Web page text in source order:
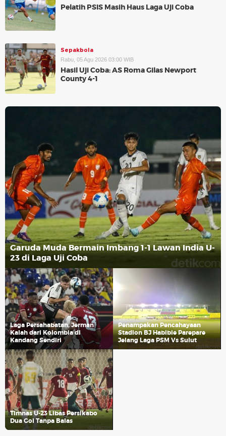
Pelatih PSIS Masih Haus Laga Uji Coba
Sepakbola
Rabu, 05 Agu 2026 03:00 WIB
Hasil Uji Coba: AS Roma Gilas Newport
County 4-1
Garuda Muda Bermain Imbang 1-1 Lawan India U-
23 di Laga Uji Coba
Laga Persahabatan, Jerman
Kalah dari Kolombia di
Kandang Sendiri
Penampakan Pencahayaan
Stadion BJ Habibie Parepare
Jelang Laga PSM Vs Sulut
Timnas U-23 Libas Persikabo
Dua Gol Tanpa Balas